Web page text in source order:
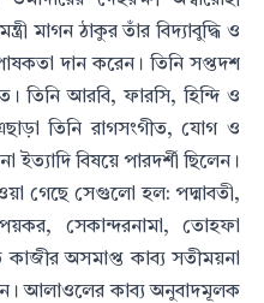
মাগন ঠাকুর তাঁর বিদ্যাবুদ্ধি ও
দান করেন। তিনিসপ্তদশ
তিনি আরবি, ফারসি, হিন্দি ও
তিনিরাগসংগীত, যোগ ও
ইত্যাদি বিষয়ে পারদর্শী ছিলেন।
গেছে সেগুলো হল: পদ্মাবতী,
সেকান্দরনামা, তোহফা
অসমাপ্ত কাব্য সতীময়না
আলাওলের কাব্য অনুবাদমূলক